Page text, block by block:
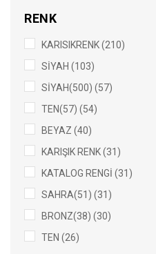
6 (3)
1-2 (2)
2-3 (1)
BAYAN BOY (1)
LXL (1)
S/M (1)
SM (1)
RENK
KARISIKRENK (210)
SİYAH (103)
SİYAH(500) (57)
TEN(57) (54)
BEYAZ (40)
KARIŞIK RENK (31)
KATALOG RENGİ (31)
SAHRA(51) (31)
BRONZ(38) (30)
TEN (26)